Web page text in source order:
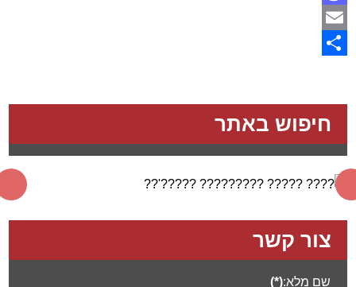
Mastodon
Email
חיפוש באתר
צור קשר
שם מלא:(*)